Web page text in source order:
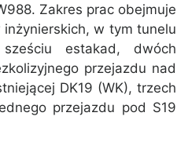
Zakres prac obejmuje
w tym tunelu
estakad, dwóch
przejazdu nad
DK19 (WK), trzech
przejazdu pod S19